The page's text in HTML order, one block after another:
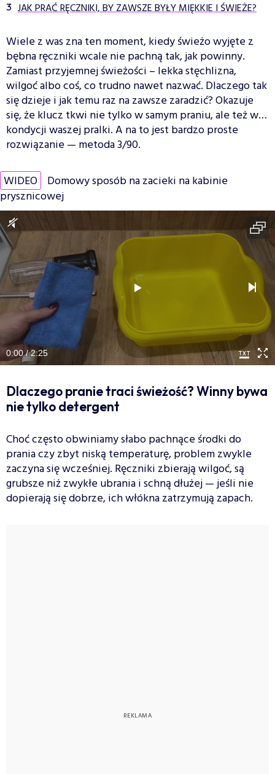
JAK PRAĆ RĘCZNIKI, BY ZAWSZE BYŁY MIĘKKIE I ŚWIEŻE?
Wiele z was zna ten moment, kiedy świeżo wyjęte z
bębna ręczniki wcale nie pachną tak, jak powinny.
Zamiast przyjemnej świeżości – lekka stęchlizna,
wilgoć albo coś, co trudno nawet nazwać. Dlaczego tak
się dzieje i jak temu raz na zawsze zaradzić? Okazuje
się, że klucz tkwi nie tylko w samym praniu, ale też w…
kondycji waszej pralki. A na to jest bardzo proste
rozwiązanie — metoda 3/90.
WIDEO Domowy sposób na zacieki na kabinie
prysznicowej
0:00 / 2:25
Dlaczego pranie traci świeżość? Winny bywa
nie tylko detergent
Choć często obwiniamy słabo pachnące środki do
prania czy zbyt niską temperaturę, problem zwykle
zaczyna się wcześniej. Ręczniki zbierają wilgoć, są
grubsze niż zwykłe ubrania i schną dłużej — jeśli nie
dopierają się dobrze, ich włókna zatrzymują zapach.